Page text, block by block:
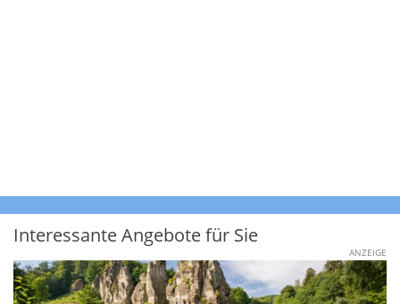
Interessante Angebote für Sie
ANZEIGE